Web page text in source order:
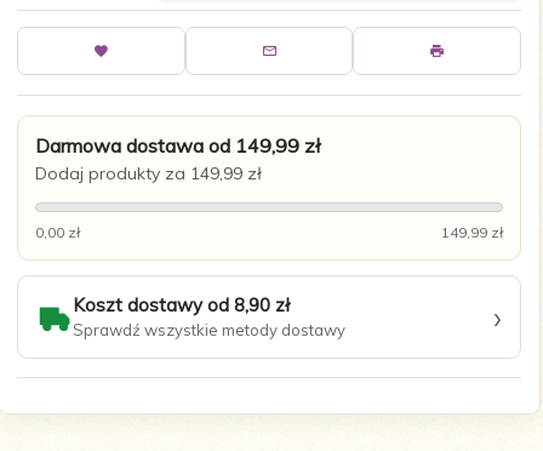
Darmowa dostawa od 149,99 zł
Dodaj produkty za 149,99 zł
0,00 zł 149,99 zł
Koszt dostawy od 8,90 zł
Sprawdź wszystkie metody dostawy ›